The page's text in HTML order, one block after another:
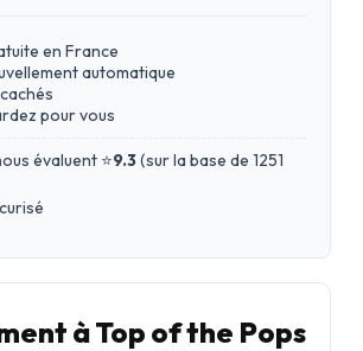
en France
automatique
pour vous
évaluent ⭐9.3(sur la base de 1251
à Top of the Pops